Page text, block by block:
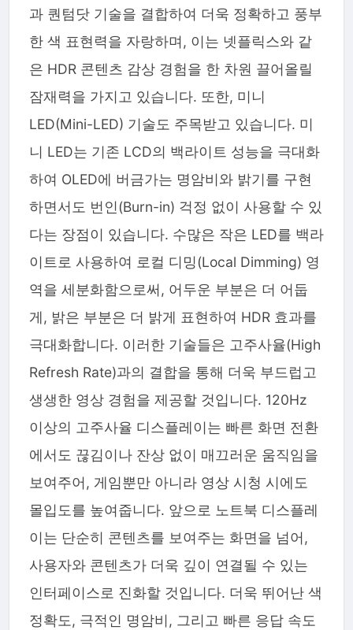
과 퀀텀닷 기술을 결합하여 더욱 정확하고 풍부
한 색 표현력을 자랑하며, 이는 넷플릭스와 같
은 HDR 콘텐츠 감상 경험을 한 차원 끌어올릴
잠재력을 가지고 있습니다. 또한, 미니
LED(Mini-LED) 기술도 주목받고 있습니다. 미
니 LED는 기존 LCD의 백라이트 성능을 극대화
하여 OLED에 버금가는 명암비와 밝기를 구현
하면서도 번인(Burn-in) 걱정 없이 사용할 수 있
다는 장점이 있습니다. 수많은 작은 LED를 백라
이트로 사용하여 로컬 디밍(Local Dimming) 영
역을 세분화함으로써, 어두운 부분은 더 어둡
게, 밝은 부분은 더 밝게 표현하여 HDR 효과를
극대화합니다. 이러한 기술들은 고주사율(High
Refresh Rate)과의 결합을 통해 더욱 부드럽고
생생한 영상 경험을 제공할 것입니다. 120Hz
이상의 고주사율 디스플레이는 빠른 화면 전환
에서도 끊김이나 잔상 없이 매끄러운 움직임을
보여주어, 게임뿐만 아니라 영상 시청 시에도
몰입도를 높여줍니다. 앞으로 노트북 디스플레
이는 단순히 콘텐츠를 보여주는 화면을 넘어,
사용자와 콘텐츠가 더욱 깊이 연결될 수 있는
인터페이스로 진화할 것입니다. 더욱 뛰어난 색
정확도, 극적인 명암비, 그리고 빠른 응답 속도